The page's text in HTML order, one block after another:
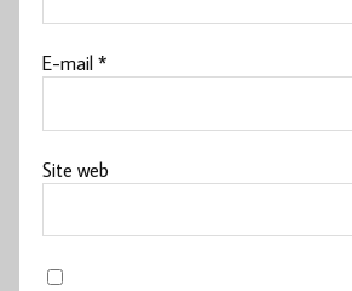
E-mail*
Site web